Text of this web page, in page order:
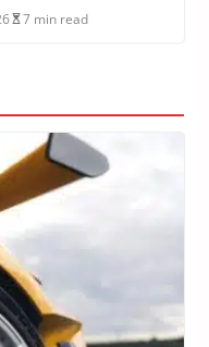
7 min read